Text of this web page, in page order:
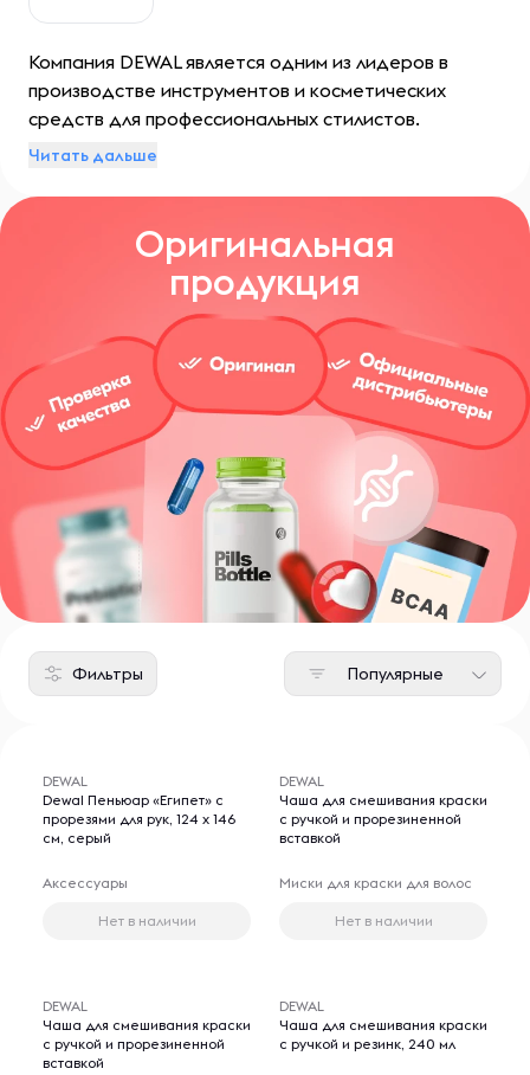
Компания DEWAL является одним из лидеров в
производстве инструментов и косметических
средств для профессиональных стилистов.
Читать дальше
Оригинальная
продукция
Фильтры Популярные
DEWAL
Dewal Пеньюар «Египет» с
прорезями для рук, 124 х 146
см, серый
Аксессуары
Нет в наличии
DEWAL
Чаша для смешивания краски
с ручкой и прорезиненной
вставкой
Миски для краски для волос
Нет в наличии
DEWAL
Чаша для смешивания краски
с ручкой и прорезиненной
вставкой
DEWAL
Чаша для смешивания краски
с ручкой и резинк, 240 мл